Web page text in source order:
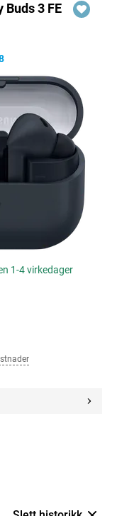
Buds 3 FE
1-4 virkedager